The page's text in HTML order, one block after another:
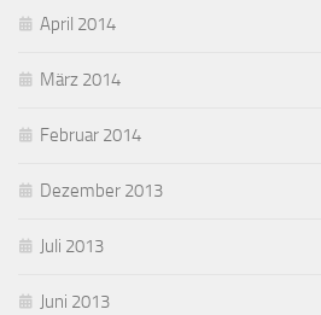
April 2014
März 2014
Februar 2014
Dezember 2013
Juli 2013
Juni 2013